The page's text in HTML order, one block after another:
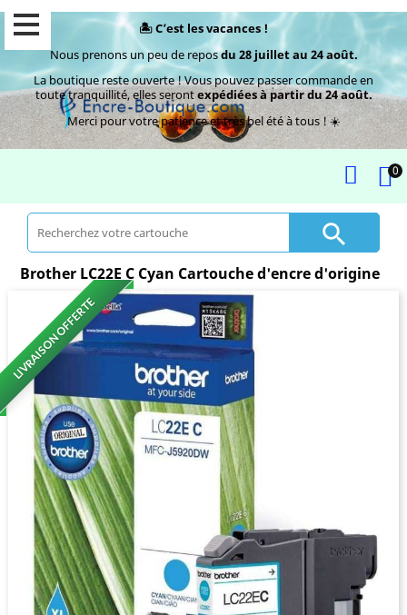
🏝️ C’est les vacances !
Nous prenons un peu de reposdu 28 juillet au 24 août.
La boutique reste ouverte ! Vous pouvez passer commande en
toute tranquillité, elles serontexpédiées à partir du 24 août.
Merci pour votre patience et très bel été à tous ! ☀️
0

Brother LC22E C Cyan Cartouche d'encre d'origine
LIVRAISON OFFERTE